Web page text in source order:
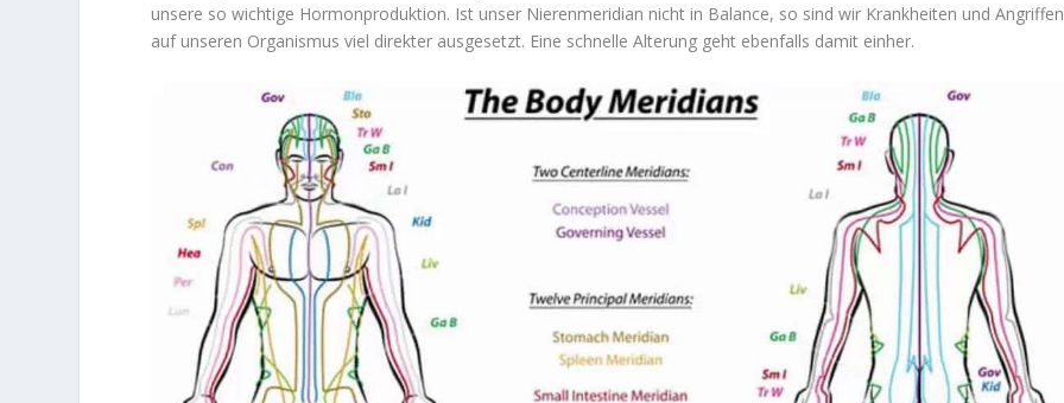
unsere so wichtige Hormonproduktion. Ist unser Nierenmeridian nicht in Balance, so sind wir Krankheiten und Angriffen
auf unseren Organismus viel direkter ausgesetzt. Eine schnelle Alterung geht ebenfalls damit einher.